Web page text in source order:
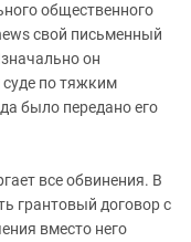
общественного
свой письменный
он
по тяжким
было передано его
все обвинения. В
грантовый договор с
вместо него